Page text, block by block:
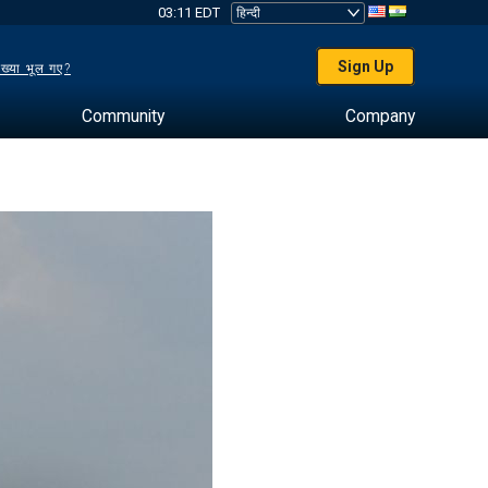
03:11 EDT
भूल गए? Sign Up
Community Company